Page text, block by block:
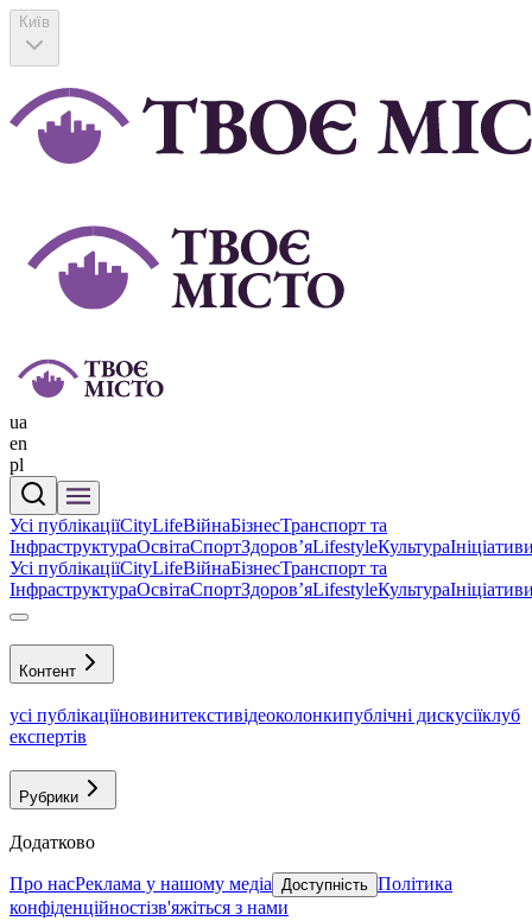
Київ
ua
en
pl
Усі публікаціїCityLifeВійнаБізнесТранспорт та
ІнфраструктураОсвітаСпортЗдоровʼяLifestyleКультура
Усі публікаціїCityLifeВійнаБізнесТранспорт та
ІнфраструктураОсвітаСпортЗдоровʼяLifestyleКультура
Контент
усі публікаціїновинитекстивідеоколонкипублічні дискусіїклуб
експертів
Рубрики
Додатково
Про насРеклама у нашому медіа Доступність Політика
конфіденційностізв'яжіться з нами